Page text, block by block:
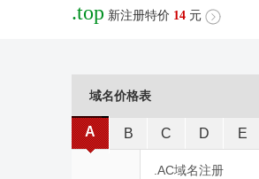
.top 新注册特价 14 元
域名价格表
A B C D E
.AC域名注册